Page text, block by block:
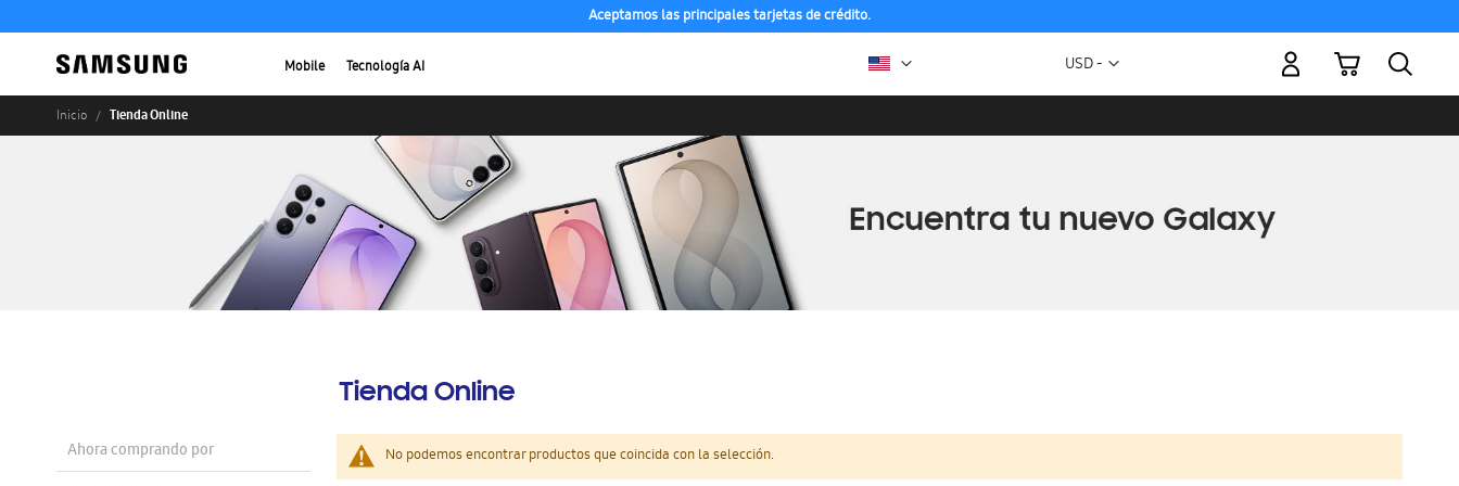
Aceptamos las principales tarjetas de crédito.
Mobile Tecnología AI Moneda
USD -
Mi carrito
Inicio Tienda Online
Tienda Online
No podemos encontrar productos que coincida con la selección.
Ahora comprando por